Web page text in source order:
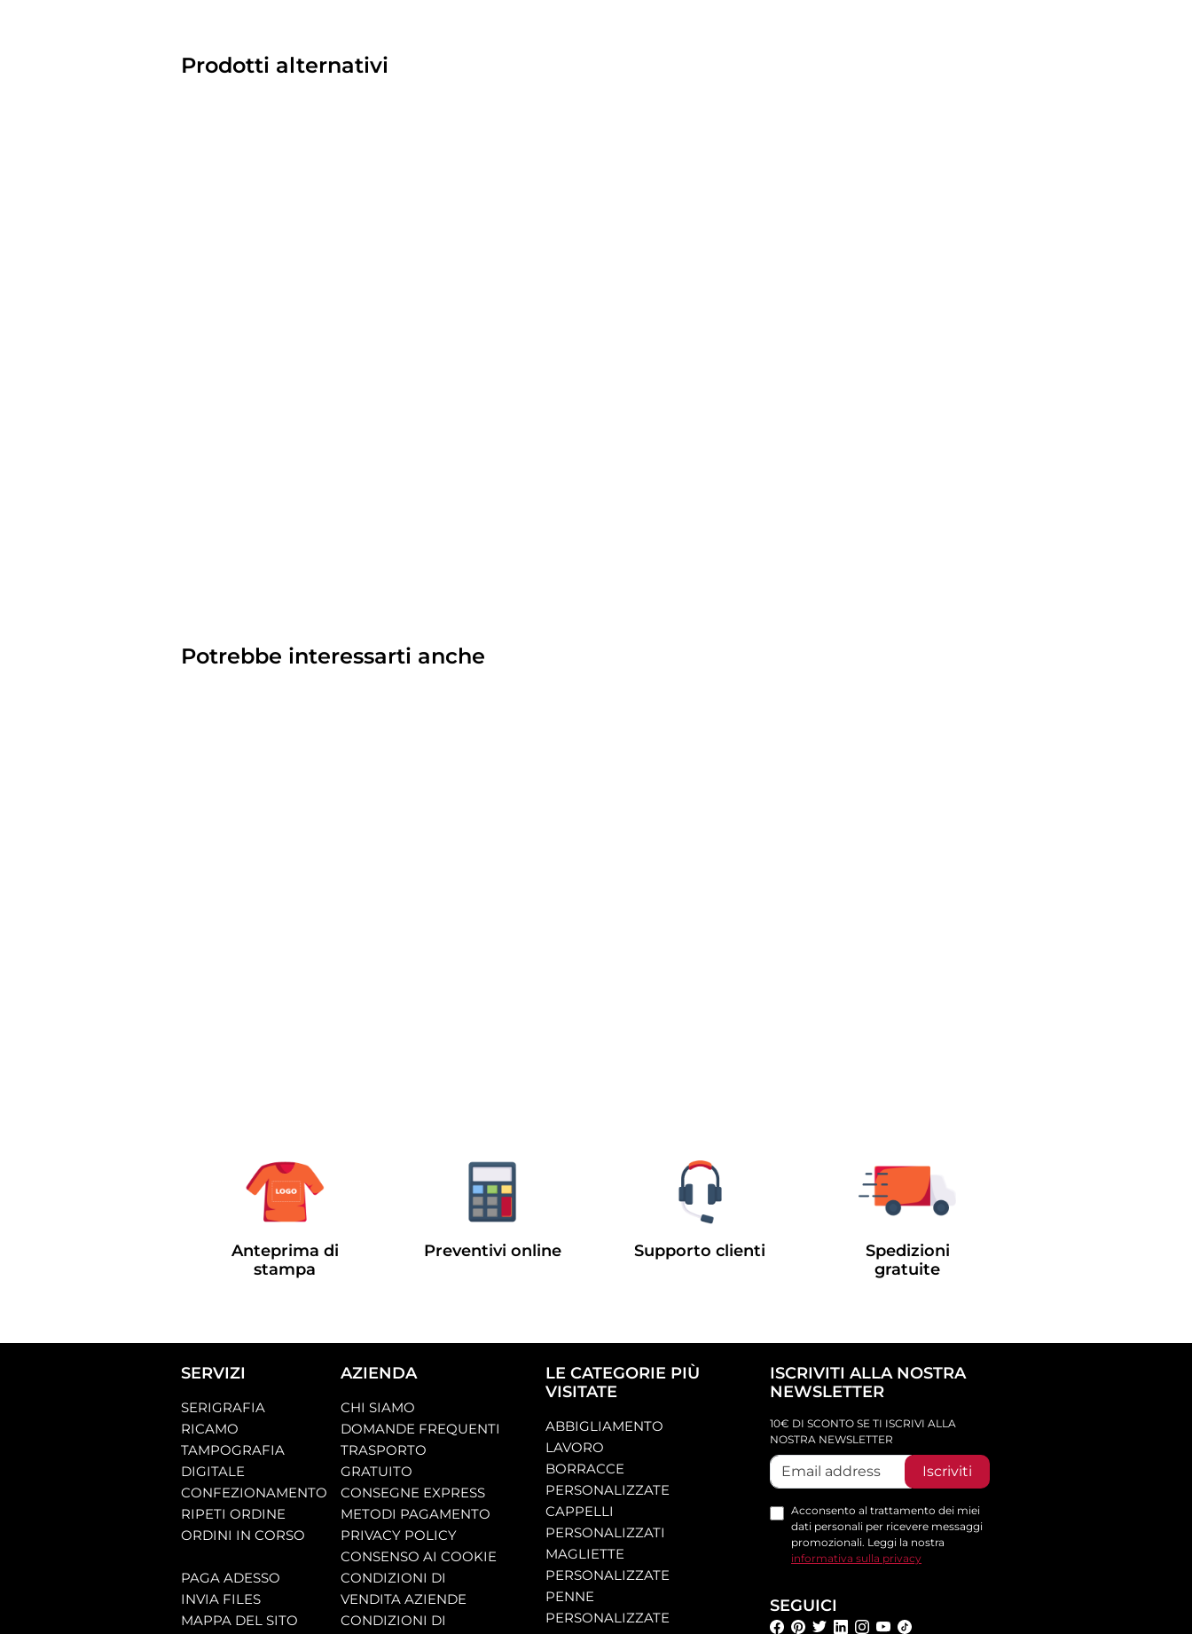
Prodotti alternativi
Potrebbe interessarti anche
Anteprima di
stampa
Preventivi online Supporto clienti
Spedizioni
gratuite
SERVIZI
SERIGRAFIA
RICAMO
TAMPOGRAFIA
DIGITALE
CONFEZIONAMENTO
RIPETI ORDINE
ORDINI IN CORSO
PAGA ADESSO
INVIA FILES
MAPPA DEL SITO
AZIENDA
CHI SIAMO
DOMANDE FREQUENTI
TRASPORTO
GRATUITO
CONSEGNE EXPRESS
METODI PAGAMENTO
PRIVACY POLICY
CONSENSO AI COOKIE
CONDIZIONI DI
VENDITA AZIENDE
CONDIZIONI DI
LE CATEGORIE PIÙ
VISITATE
ABBIGLIAMENTO
LAVORO
BORRACCE
PERSONALIZZATE
CAPPELLI
PERSONALIZZATI
MAGLIETTE
PERSONALIZZATE
PENNE
PERSONALIZZATE
ISCRIVITI ALLA NOSTRA
NEWSLETTER
10€ DI SCONTO SE TI ISCRIVI ALLA
NOSTRA NEWSLETTER
Iscriviti
Acconsento al trattamento dei miei
dati personali per ricevere messaggi
promozionali. Leggi la nostra
informativa sulla privacy
SEGUICI